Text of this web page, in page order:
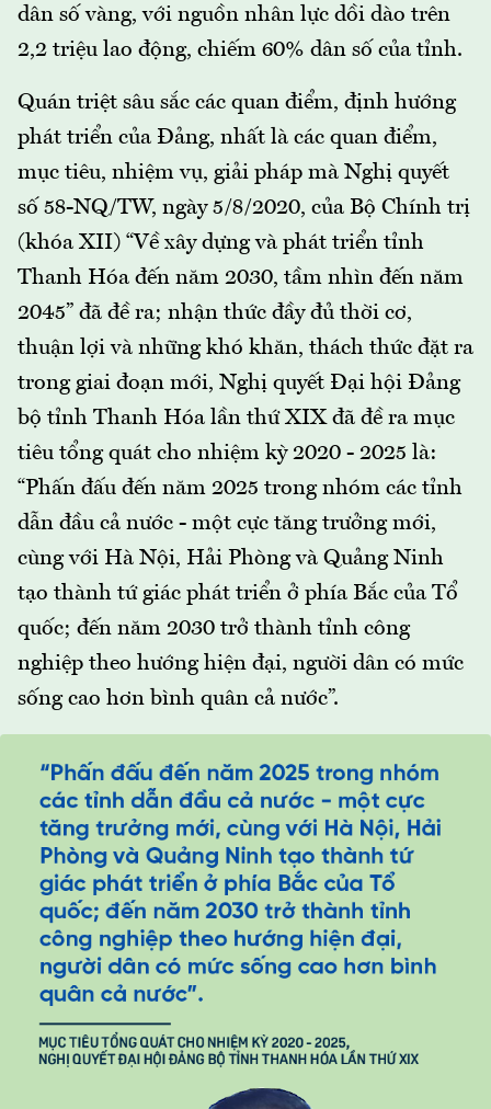
dân số vàng, với nguồn nhân lực dồi dào trên
2,2 triệu lao động, chiếm 60% dân số của tỉnh.
Quán triệt sâu sắc các quan điểm, định hướng
phát triển của Đảng, nhất là các quan điểm,
mục tiêu, nhiệm vụ, giải pháp mà Nghị quyết
số 58-NQ/TW, ngày 5/8/2020, của Bộ Chính trị
(khóa XII) “Về xây dựng và phát triển tỉnh
Thanh Hóa đến năm 2030, tầm nhìn đến năm
2045” đã đề ra; nhận thức đầy đủ thời cơ,
thuận lợi và những khó khăn, thách thức đặt ra
trong giai đoạn mới, Nghị quyết Đại hội Đảng
bộ tỉnh Thanh Hóa lần thứ XIX đã đề ra mục
tiêu tổng quát cho nhiệm kỳ 2020 - 2025 là:
“Phấn đấu đến năm 2025 trong nhóm các tỉnh
dẫn đầu cả nước - một cực tăng trưởng mới,
cùng với Hà Nội, Hải Phòng và Quảng Ninh
tạo thành tứ giác phát triển ở phía Bắc của Tổ
quốc; đến năm 2030 trở thành tỉnh công
nghiệp theo hướng hiện đại, người dân có mức
sống cao hơn bình quân cả nước”.